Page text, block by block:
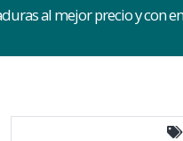
al mejor precio y con